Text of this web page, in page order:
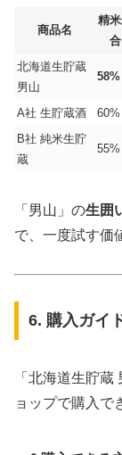
商品名
精
合
北海道生貯蔵
男山
58%
A社 生貯蔵酒
60%
B社 純米生貯
蔵
55%
「男山」の生囲
で、一度試す価
6. 購入ガイ
「北海道生貯
ョップで購入で